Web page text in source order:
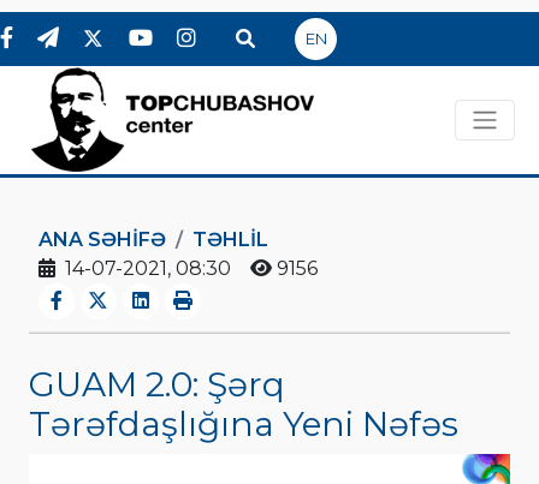
EN
ANA SƏHIFƏ
TƏHLİL
14-07-2021, 08:30
9156
GUAM 2.0: Şərq
Tərəfdaşlığına Yeni Nəfəs